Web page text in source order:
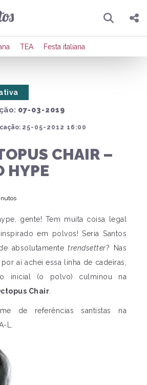
Pesquisar
Compartilhar
TEA Festa italiana
07-03-2019
25-05-2012 16:00
CHAIR –
HYPE
gente! Tem muita coisa legal
em polvos! Seria Santos
absolutamentetrendsetter? Nas
aí achei essa linha de cadeiras,
inicial (o polvo) culminou na
Chair
de referências santistas na
L.